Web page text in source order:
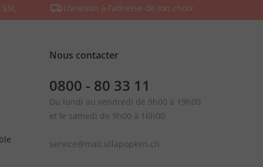
Livraison à l’adresse de ton choix
Nous contacter
0800 - 80 33 11
Du lundi au vendredi de 9h00 à 19h00
et le samedi de 9h00 à 16h00
service@mail.ullapopken.ch